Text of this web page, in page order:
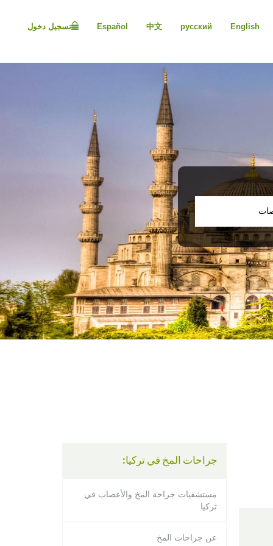
a
screen
reader;
Press
Control-
English
русский
中文
Español تسجيل دخول
جراحات المخ في تركيا:
مستشفيات جراحة المخ والأعصاب في
تركيا
عن جراحات المخ